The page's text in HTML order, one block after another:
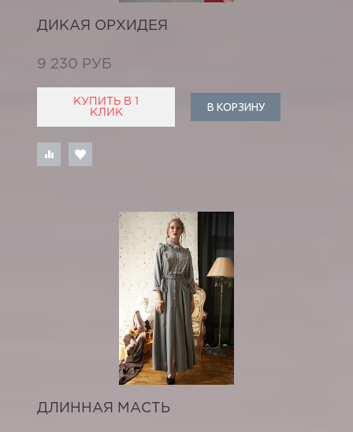
ДИКАЯ ОРХИДЕЯ
9 230 РУБ
КУПИТЬ В 1
КЛИК
В КОРЗИНУ
ДЛИННАЯ МАСТЬ